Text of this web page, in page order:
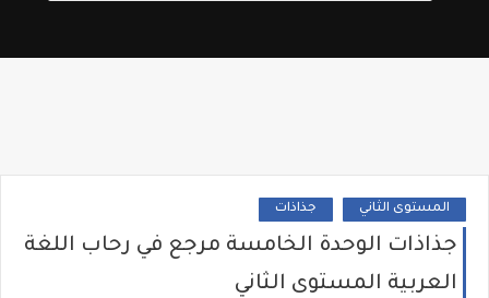
المستوى الثاني جذاذات
جذاذات الوحدة الخامسة مرجع في رحاب اللغة
العربية المستوى الثاني